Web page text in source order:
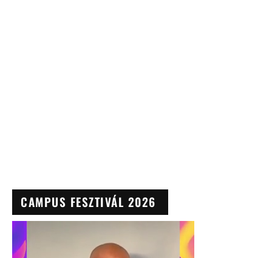
CAMPUS FESZTIVÁL 2026